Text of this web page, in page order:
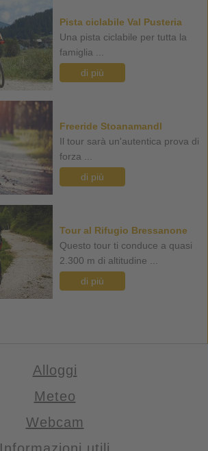
Pista ciclabile Val Pusteria
Una pista ciclabile per tutta la
famiglia ...
di più
Freeride Stoanamandl
Il tour sarà un'autentica prova di
forza ...
di più
Tour al Rifugio Bressanone
Questo tour ti conduce a quasi
2.300 m di altitudine ...
di più
Alloggi
Meteo
Webcam